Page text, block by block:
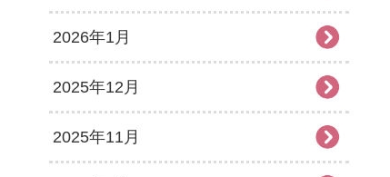
2026年1月
2025年12月
2025年11月